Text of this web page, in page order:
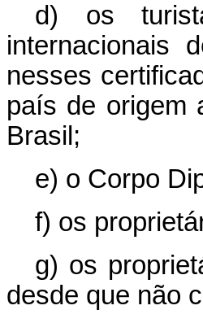
d) os
internacionais
nesses
país de origem
Brasil;
e) o Corpo
f) os
g) os
desde que não